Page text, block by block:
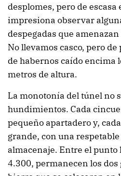
desplomes, pero de
impresiona observar
despegadas que
No llevamos casco, pero
de habernos caído encima
metros de altura.
La monotonía del túnel no
hundimientos. Cada
pequeño apartadero y,
grande, con una
almacenaje. Entre el
4.300, permanecen los dos